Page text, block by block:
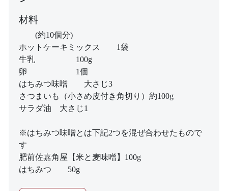
材料
(約10個分)
ホットケーキミックス 1袋
牛乳 100g
卵 1個
はちみつ味噌 大さじ3
さつまいも（小さめ皮付き角切り）約100g
サラダ油 大さじ1
※はちみつ味噌とは下記2つを混ぜ合わせたもので
す
肥前佐嘉角屋【米と麦味噌】100g
はちみつ 50g